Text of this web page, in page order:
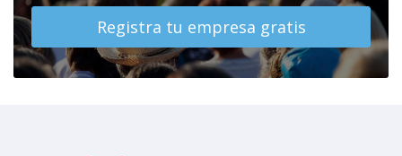
Registra tu empresa gratis